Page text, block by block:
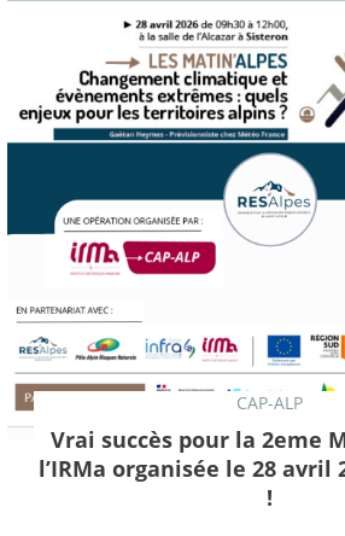
CAP-ALP
Vrai succès pour la 2eme
l’IRMa organisée le 28 avril
!